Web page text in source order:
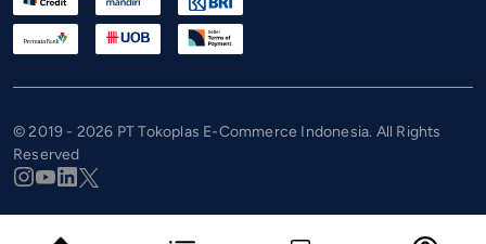
© 2019 - 2026 PT Tokoplas E-Commerce Indonesia. All Rights
Reserved